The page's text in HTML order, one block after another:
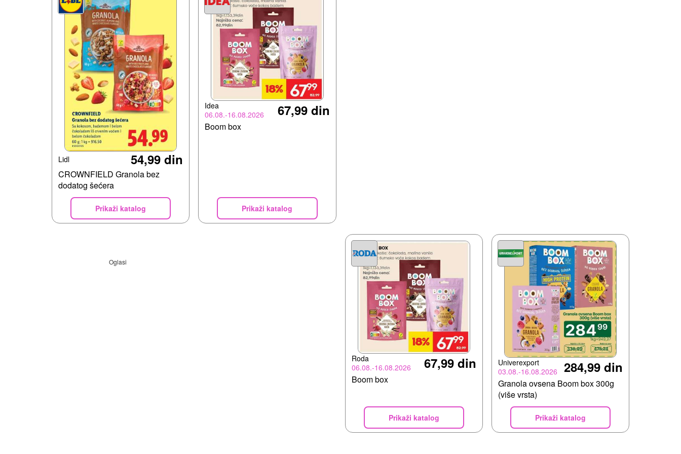
Lidl 54,99 din
CROWNFIELD Granola bez
dodatog šećera
Prikaži katalog
Idea
06.08.-16.08.2026
67,99 din
Boom box
Prikaži katalog
Oglasi
Roda
06.08.-16.08.2026
67,99 din
Boom box
Prikaži katalog
Univerexport
03.08.-16.08.2026
284,99 din
Granola ovsena Boom box 300g
(više vrsta)
Prikaži katalog